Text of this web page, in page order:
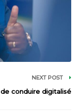
NEXT POST
conduire digitalisé